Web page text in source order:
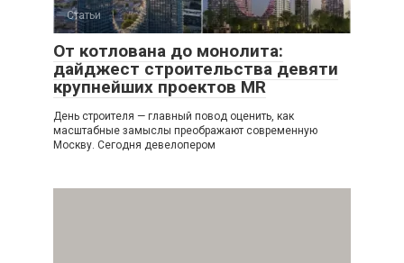
Статьи
От котлована до монолита:
дайджест строительства девяти
крупнейших проектов MR
День строителя — главный повод оценить, как
масштабные замыслы преображают современную
Москву. Сегодня девелопером